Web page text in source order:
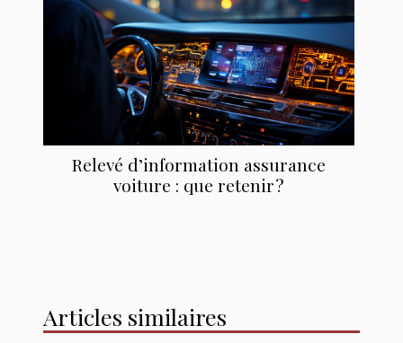
Relevé d’information assurance
voiture : que retenir ?
Articles similaires